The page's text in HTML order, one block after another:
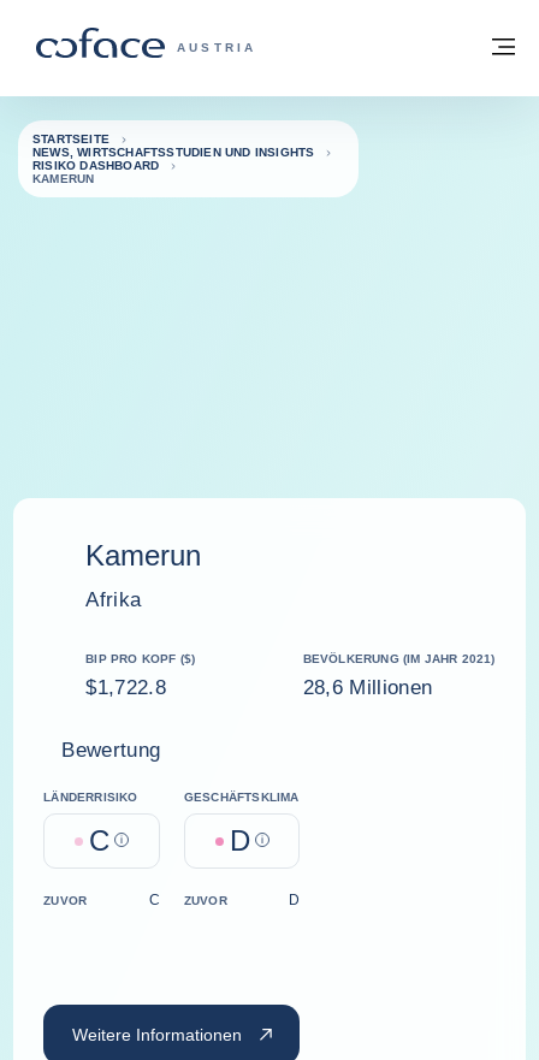
COFACE FOR TRADE - WEBSEITE DER
AUSTRIA
Zurück zur Startseite
STARTSEITE
NEWS, WIRTSCHAFTSSTUDIEN UND INSIGHTS
RISIKO DASHBOARD
KAMERUN
Kamerun
Afrika
BIP PRO KOPF ($)
$1,722.8
BEVÖLKERUNG (IM JAHR 2021)
28,6 Millionen
Bewertung
LÄNDERRISIKO
C Help
GESCHÄFTSKLIMA
D Help
ZUVOR C ZUVOR D
Weitere Informationen